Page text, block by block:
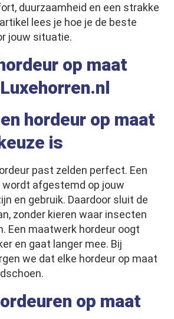
duurzaamheid en een strakke
lees je hoe je de beste
jouw situatie.
op maat
hordeur op maat
is
past zelden perfect. Een
wordt afgestemd op jouw
en gebruik. Daardoor sluit de
zonder kieren waar insecten
Een maatwerk hordeur oogt
en gaat langer mee. Bij
we dat elke hordeur op maat
op maat